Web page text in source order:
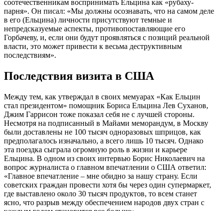
соотечественникам воспринимать Ельцина как «рубаху-
парня». Он писал: «Мы должны осознавать, что на самом деле
в его (Ельцина) личности присутствуют темные и
непредсказуемые аспекты, противопоставляющие его
Горбачеву, и, если они будут проявляться с позиций реальной
власти, это может привести к весьма деструктивным
последствиям».
Последствия визита в США
Между тем, как утверждал в своих мемуарах «Как Ельцин
стал президентом» помощник Бориса Ельцина Лев Суханов,
Джим Гаррисон тоже показал себя не с лучшей стороны.
Несмотря на подписанный в Майами меморандум, в Москву
были доставлены не 100 тысяч одноразовых шприцов, как
предполагалось изначально, а всего лишь 10 тысяч. Однако
эта поездка сыграла огромную роль в жизни и карьере
Ельцина. В одном из своих интервью Борис Николаевич на
вопрос журналиста о главном впечатлении о США ответил:
«Главное впечатление – мне обидно за нашу страну. Если
советских граждан провести хотя бы через один супермаркет,
где выставлено около 30 тысяч продуктов, то всем станет
ясно, что разрыв между обеспечением народов двух стран с